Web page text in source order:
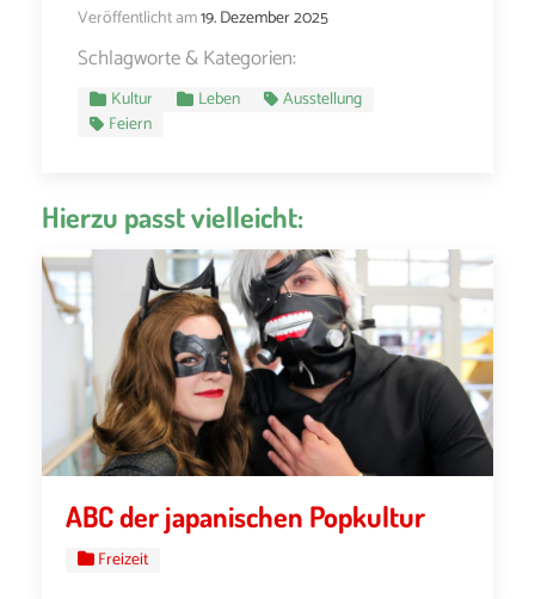
Veröffentlicht am19. Dezember 2025
Schlagworte & Kategorien:
Kultur Leben
Ausstellung
Feiern
Hierzu passt vielleicht:
ABC der japanischen Popkultur
Freizeit